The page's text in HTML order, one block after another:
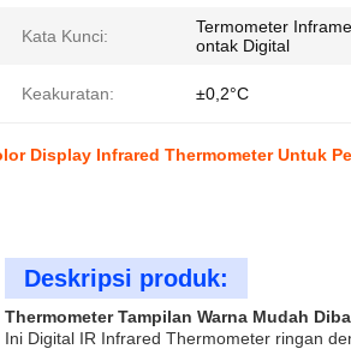
Kata Kunci:
Termometer
ontak Digital
Keakuratan: ±0,2°C
Display Infrared Thermometer Untuk
Deskripsi produk:
Thermometer Tampilan Warna Mudah
Ini Digital IR Infrared Thermometer ringan